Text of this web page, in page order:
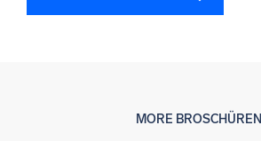
MORE BROSCHÜREN